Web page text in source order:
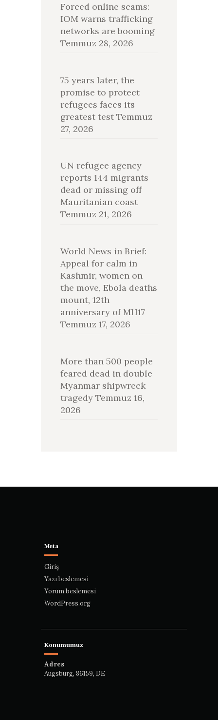
Forced online scams:
IOM warns trafficking
networks are booming
Temmuz 28, 2026
75 years later, the
promise to protect
refugees faces its
greatest test Temmuz
27, 2026
UN refugee agency
reports 144 migrants
dead or missing off
Mauritanian coast
Temmuz 21, 2026
World News in Brief:
Appeal for calm in
Kashmir, women on
the move, Ebola deaths
mount, 12th
anniversary of MH17
Temmuz 17, 2026
More than 500 people
feared dead in double
Myanmar shipwreck
tragedy Temmuz 16,
2026
Meta
Giriş
Yazı beslemesi
Yorum beslemesi
WordPress.org
Konumumuz
Adres
Augsburg, 86159, DE